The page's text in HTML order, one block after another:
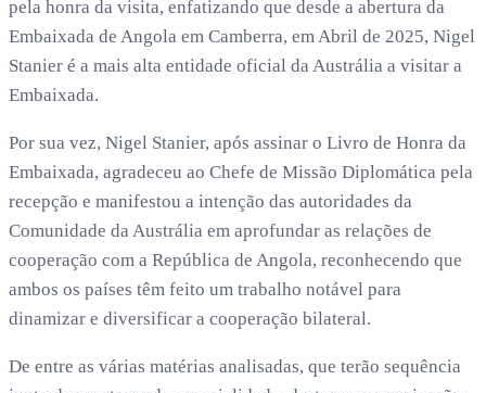
pela honra da visita, enfatizando que desde a abertura da
Embaixada de Angola em Camberra, em Abril de 2025, Nigel
Stanier é a mais alta entidade oficial da Austrália a visitar a
Embaixada.
Por sua vez, Nigel Stanier, após assinar o Livro de Honra da
Embaixada, agradeceu ao Chefe de Missão Diplomática pela
recepção e manifestou a intenção das autoridades da
Comunidade da Austrália em aprofundar as relações de
cooperação com a República de Angola, reconhecendo que
ambos os países têm feito um trabalho notável para
dinamizar e diversificar a cooperação bilateral.
De entre as várias matérias analisadas, que terão sequência